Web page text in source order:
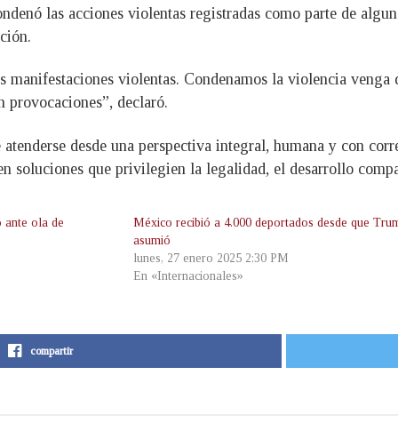
las acciones violentas registradas como parte de
manifestaciones violentas. Condenamos la violencia
provocaciones”, declaró.
desde una perspectiva integral, humana y con
soluciones que privilegien la legalidad, el desarrollo
ante ola de
México recibió a 4.000 deportados desde que
asumió
lunes, 27 enero 2025 2:30 PM
En «Internacionales»
compartir